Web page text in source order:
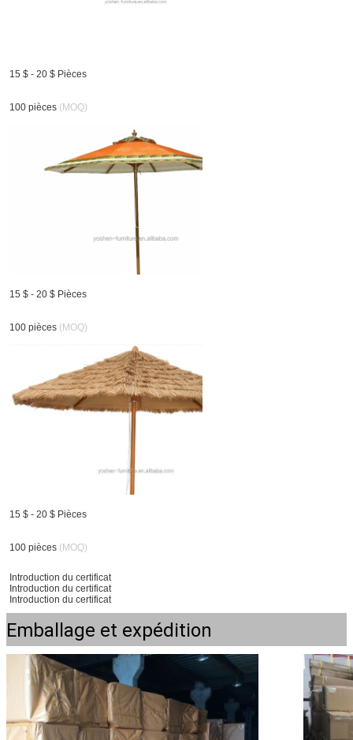
15 $ - 20 $ Pièces
100 pièces (MOQ)
15 $ - 20 $ Pièces
100 pièces (MOQ)
15 $ - 20 $ Pièces
100 pièces (MOQ)
Introduction du certificat
Introduction du certificat
Introduction du certificat
Emballage et expédition